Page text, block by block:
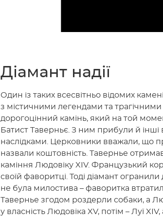
Діамант надії
Один із таких всесвітньо відомих
з містичними легендами та трагічними
дорогоцінний камінь, який на той
Батист Таверньє. З ним прибули й інші
наслідками. Церковники вважали, що
назвали коштовність. Тавернье
каміння Людовіку XIV. Французький
своїй фаворитці. Тоді діамант
не була милостива – фаворитка
Тавернье згодом роздерли собаки, а
у власність Людовіка XV, потім – Луї